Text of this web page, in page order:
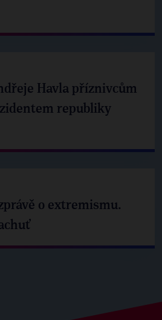
Havla příznivcům
republiky
o extremismu.